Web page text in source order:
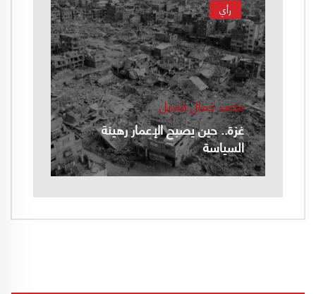
رأي
محمد جمال قنديل
غزة.. حين يصبح الإعمار رهينة
السياسة